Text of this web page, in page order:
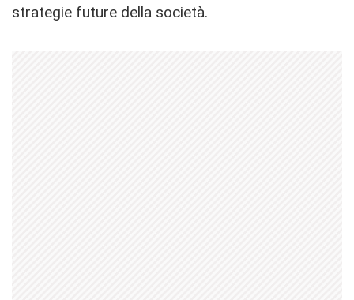
strategie future della società.